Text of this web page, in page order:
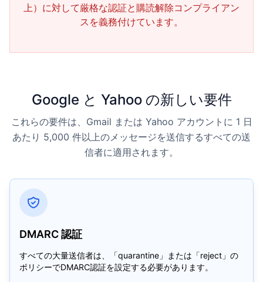
上）に対して厳格な認証と購読解除コンプライアン
スを義務付けています。
Google と Yahoo の新しい要件
これらの要件は、Gmail または Yahoo アカウントに 1 日
あたり 5,000 件以上のメッセージを送信するすべての送
信者に適用されます。
DMARC 認証
すべての大量送信者は、「quarantine」または「reject」の
ポリシーでDMARC認証を設定する必要があります。